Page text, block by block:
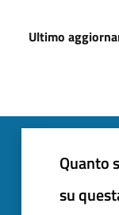
Ultimo
Quanto
su